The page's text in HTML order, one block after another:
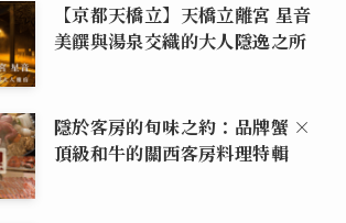
【京都天橋立】天橋立離宮 星音
美饌與湯泉交織的大人隱逸之所
隱於客房的旬味之約：品牌蟹 ×
頂級和牛的關西客房料理特輯